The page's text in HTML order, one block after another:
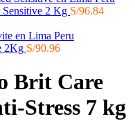
2 Kg S/96.84
2Kg S/90.96
Brit Care
Stress 7 kg